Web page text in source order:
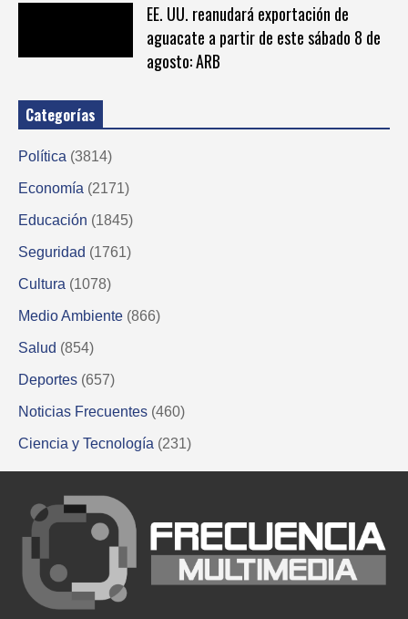
EE. UU. reanudará exportación de
aguacate a partir de este sábado 8 de
agosto: ARB
Categorías
Política (3814)
Economía (2171)
Educación (1845)
Seguridad (1761)
Cultura (1078)
Medio Ambiente (866)
Salud (854)
Deportes (657)
Noticias Frecuentes (460)
Ciencia y Tecnología (231)